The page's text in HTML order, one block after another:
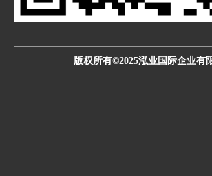
版权所有©2025泓业国际企业有